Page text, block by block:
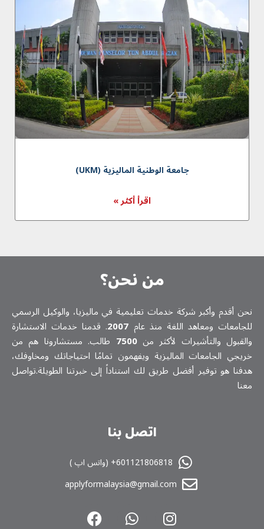
جامعة الوطنية الماليزية (UKM)
اقرأ أكثر »
من نحن؟
نحن أقدم وأكبر شركة خدمات تعلیمیة في ماليزيا، والوكيل الرسمي
للجامعات ومعاهد اللغة منذ عام 2007. قدمنا خدمات الاستشارة
والقبول والتأشيرات لأكثر من7500 طالب. مستشارونا هم من
خريجي الجامعات الماليزية ويفهمون تمامًا احتياجاتك ومخاوفك،
هدفنا هو توفير أفضل طريق لك استناداً إلى خبرتنا الطويلة.تواصل
معنا
اتصل بنا
601121806818+ (واتس اپ )
applyformalaysia@gmail.com